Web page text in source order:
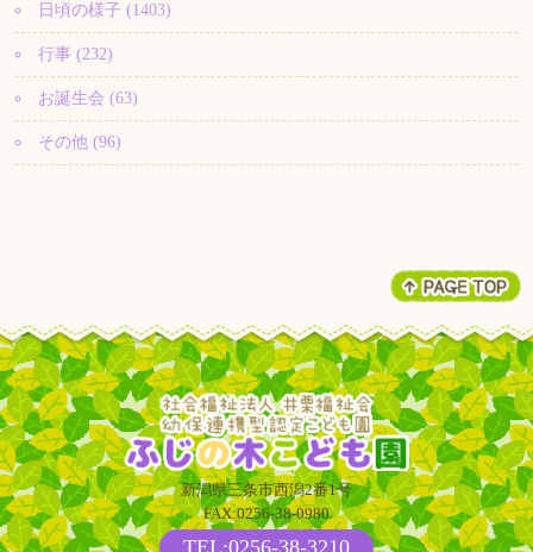
日頃の様子 (1403)
行事 (232)
お誕生会 (63)
その他 (96)
新潟県三条市西潟2番1号
FAX:0256-38-0980
TEL:0256-38-3210